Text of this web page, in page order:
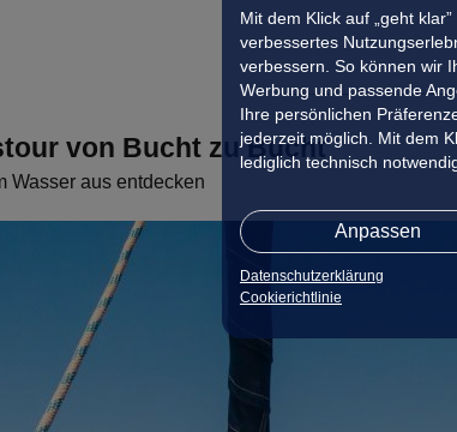
Mit dem Klick auf „geht
verbessertes
verbessern. So können wir
Werbung und passende
Ihre persönlichen
jederzeit möglich. Mit dem
lediglich technisch
Anpassen
Datenschutzerklärung
Cookierichtlinie
von Bucht zu Bucht
Wasser aus entdecken